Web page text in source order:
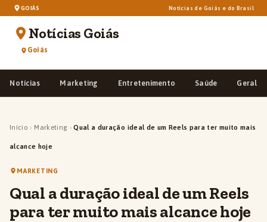
GOIÁS Notícias de Goiás e do Brasil
Notícias Goiás
Goiás
Notícias Marketing Entretenimento Saúde Geral
Início › Marketing › Qual a duração ideal de um Reels para ter muito mais
alcance hoje
MARKETING
Qual a duração ideal de um Reels
para ter muito mais alcance hoje